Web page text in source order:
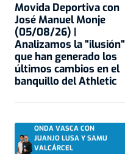
Movida Deportiva con
José Manuel Monje
(05/08/26) |
Analizamos la "ilusión"
que han generado los
últimos cambios en el
banquillo del Athletic
ONDA VASCA CON
JUANJO LUSA Y SAMU
VALCÁRCEL